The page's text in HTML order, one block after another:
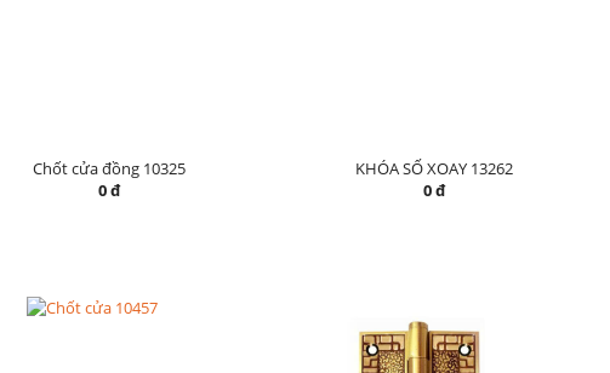
Chốt cửa đồng 10325
0 đ
KHÓA SỐ XOAY 13262
0 đ